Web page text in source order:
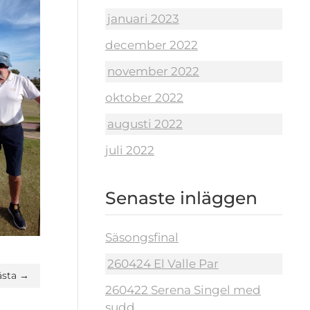
→
januari 2023
december 2022
november 2022
oktober 2022
augusti 2022
juli 2022
Senaste inläggen
Säsongsfinal
260424 El Valle Par
260422 Serena Singel med
sudd